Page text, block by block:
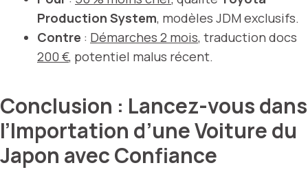
Production System, modèles JDM exclusifs.
Contre : Démarches 2 mois, traduction docs
200 €, potentiel malus récent.
Conclusion : Lancez-vous dans
l’Importation d’une Voiture du
Japon avec Confiance